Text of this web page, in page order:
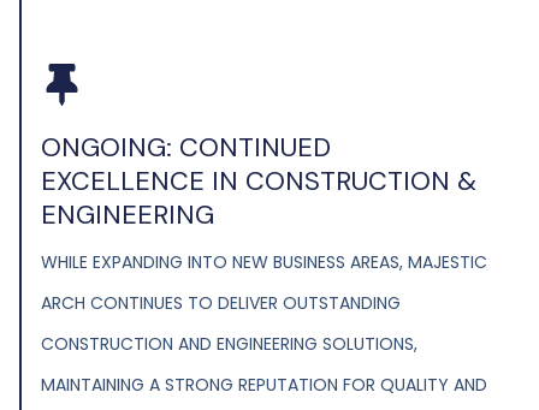
ONGOING: CONTINUED
EXCELLENCE IN CONSTRUCTION &
ENGINEERING
WHILE EXPANDING INTO NEW BUSINESS AREAS, MAJESTIC
ARCH CONTINUES TO DELIVER OUTSTANDING
CONSTRUCTION AND ENGINEERING SOLUTIONS,
MAINTAINING A STRONG REPUTATION FOR QUALITY AND